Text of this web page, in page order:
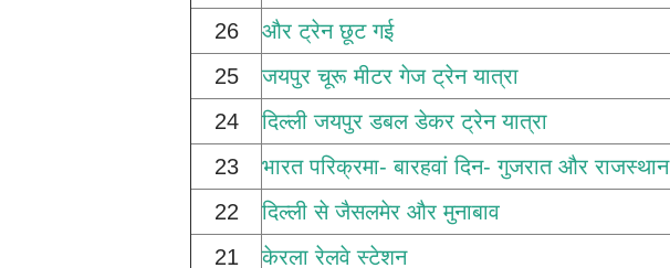
26
और ट्रेन छूट गई
25
जयपुर चूरू मीटर गेज ट्रेन यात्रा
24
दिल्ली जयपुर डबल डेकर ट्रेन यात्रा
23
भारत परिक्रमा- बारहवां दिन- गुजरात और राजस्थान
22
दिल्ली से जैसलमेर और मुनाबाव
21
केरला रेलवे स्टेशन